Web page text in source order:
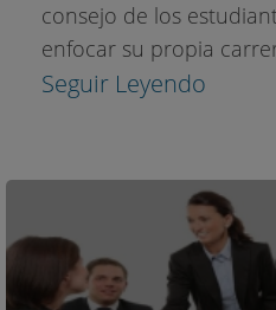
consejo de los
enfocar su propia
Seguir Leyendo